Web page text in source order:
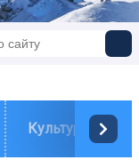
Культура